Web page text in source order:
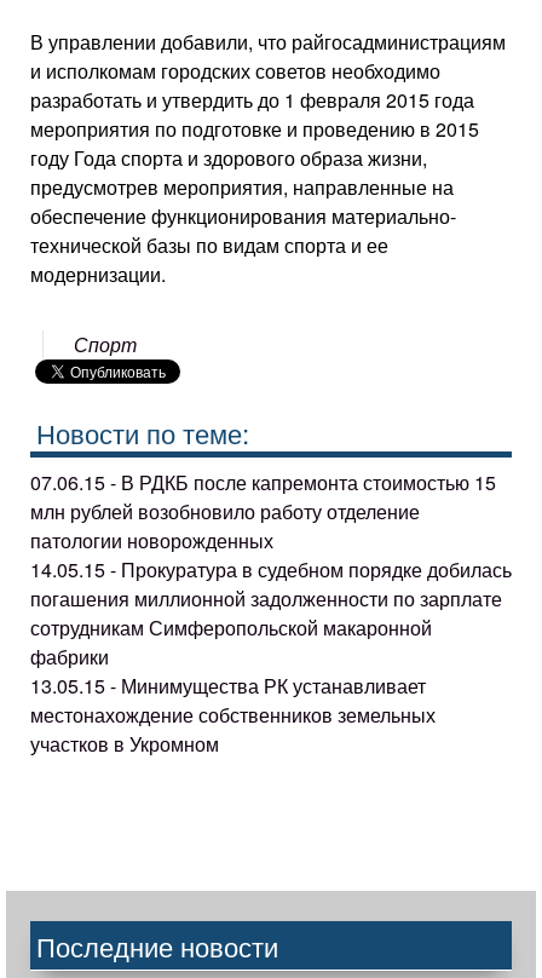
В управлении добавили, что райгосадминистрациям
и исполкомам городских советов необходимо
разработать и утвердить до 1 февраля 2015 года
мероприятия по подготовке и проведению в 2015
году Года спорта и здорового образа жизни,
предусмотрев мероприятия, направленные на
обеспечение функционирования материально-
технической базы по видам спорта и ее
модернизации.
Спорт
Новости по теме:
07.06.15 - В РДКБ после капремонта стоимостью 15
млн рублей возобновило работу отделение
патологии новорожденных
14.05.15 - Прокуратура в судебном порядке добилась
погашения миллионной задолженности по зарплате
сотрудникам Симферопольской макаронной
фабрики
13.05.15 - Минимущества РК устанавливает
местонахождение собственников земельных
участков в Укромном
Последние новости